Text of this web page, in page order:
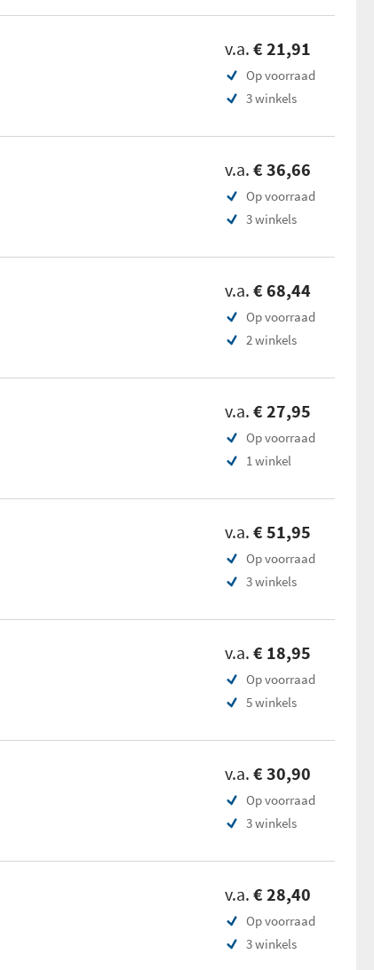
v.a. € 21,91
Op voorraad
3 winkels
v.a. € 36,66
Op voorraad
3 winkels
v.a. € 68,44
Op voorraad
2 winkels
v.a. € 27,95
Op voorraad
1 winkel
v.a. € 51,95
Op voorraad
3 winkels
v.a. € 18,95
Op voorraad
5 winkels
v.a. € 30,90
Op voorraad
3 winkels
v.a. € 28,40
Op voorraad
3 winkels